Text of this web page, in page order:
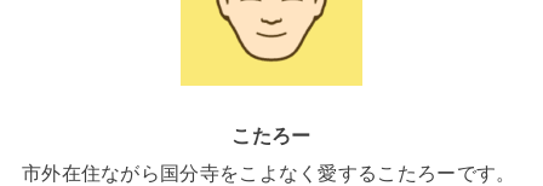
こたろー
市外在住ながら国分寺をこよなく愛するこたろーです。